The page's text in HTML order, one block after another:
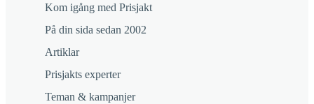
Kom igång med Prisjakt
På din sida sedan 2002
Artiklar
Prisjakts experter
Teman & kampanjer